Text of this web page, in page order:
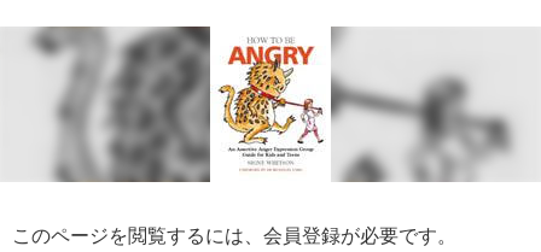
このページを閲覧するには、会員登録が必要です。